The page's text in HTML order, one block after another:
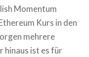
Momentum
Kurs in den
mehrere
hinaus ist es für